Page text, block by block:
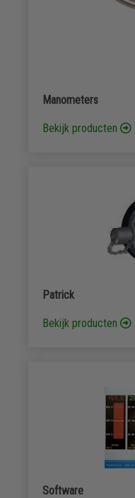
Manometers
Bekijk producten
Patrick
Bekijk producten
Software